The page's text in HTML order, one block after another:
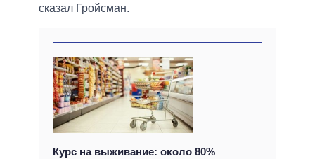
сказал Гройсман.
Курс на выживание: около 80%